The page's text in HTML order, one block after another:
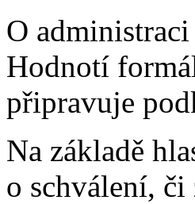
O administraci
Hodnotí
připravuje
Na základě
o schválení,